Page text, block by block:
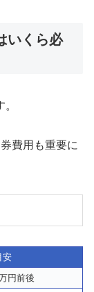
いくら必
費用も重要に
安
円前後